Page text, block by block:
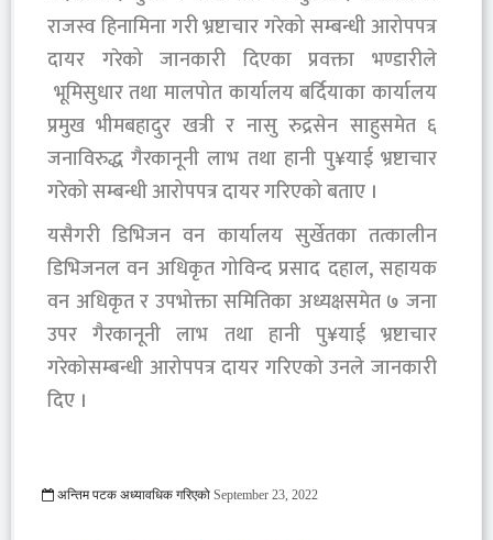
राजस्व हिनामिना गरी भ्रष्टाचार गरेको सम्बन्धी आरोपपत्र
दायर गरेको जानकारी दिएका प्रवक्ता भण्डारीले
भूमिसुधार तथा मालपोत कार्यालय बर्दियाका कार्यालय
प्रमुख भीमबहादुर खत्री र नासु रुद्रसेन साहुसमेत ६
जनाविरुद्ध गैरकानूनी लाभ तथा हानी पु¥याई भ्रष्टाचार
गरेको सम्बन्धी आरोपपत्र दायर गरिएको बताए ।
यसैगरी डिभिजन वन कार्यालय सुर्खेतका तत्कालीन
डिभिजनल वन अधिकृत गोविन्द प्रसाद दहाल, सहायक
वन अधिकृत र उपभोक्ता समितिका अध्यक्षसमेत ७ जना
उपर गैरकानूनी लाभ तथा हानी पु¥याई भ्रष्टाचार
गरेकोसम्बन्धी आरोपपत्र दायर गरिएको उनले जानकारी
दिए ।
अन्तिम पटक अध्यावधिक गरिएको September 23, 2022